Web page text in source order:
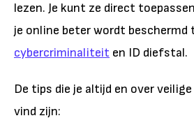
lezen. Je kunt ze direct
je online beter wordt beschermd
cybercriminaliteit en ID diefstal.
De tips die je altijd en over
vind zijn: